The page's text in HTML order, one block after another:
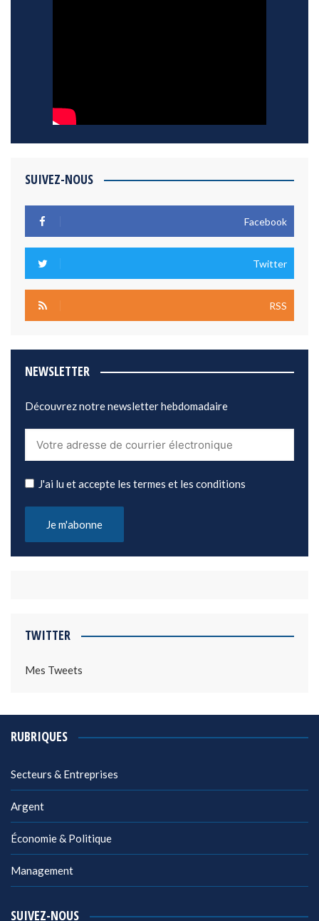
SUIVEZ-NOUS
Facebook
Twitter
RSS
NEWSLETTER
Découvrez notre newsletter hebdomadaire
J'ai lu et accepte les termes et les conditions
TWITTER
Mes Tweets
RUBRIQUES
Secteurs & Entreprises
Argent
Économie & Politique
Management
SUIVEZ-NOUS